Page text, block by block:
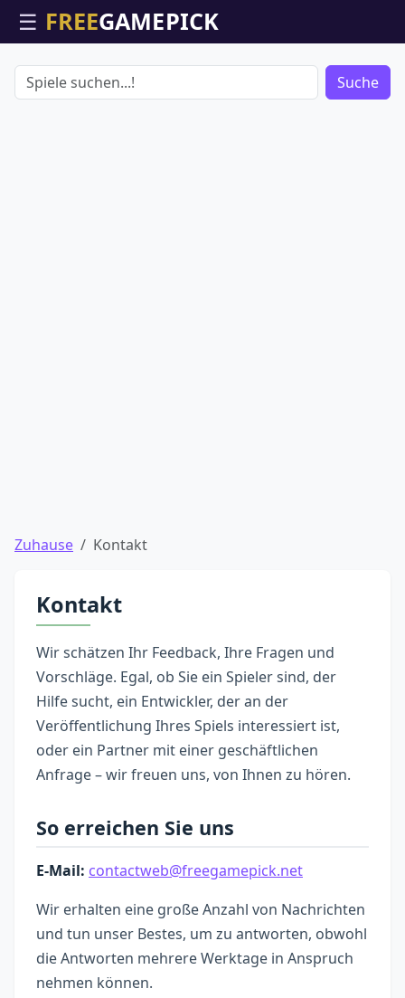
☰
Suche
Zuhause Kontakt
Kontakt
Wir schätzen Ihr Feedback, Ihre Fragen und
Vorschläge. Egal, ob Sie ein Spieler sind, der
Hilfe sucht, ein Entwickler, der an der
Veröffentlichung Ihres Spiels interessiert ist,
oder ein Partner mit einer geschäftlichen
Anfrage – wir freuen uns, von Ihnen zu hören.
So erreichen Sie uns
E-Mail: contactweb@freegamepick.net
Wir erhalten eine große Anzahl von Nachrichten
und tun unser Bestes, um zu antworten, obwohl
die Antworten mehrere Werktage in Anspruch
nehmen können.